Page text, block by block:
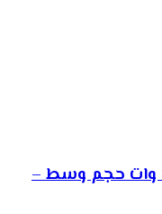
صاعق الحشرات الكهربائي ارو 8 وات حجم وسط –